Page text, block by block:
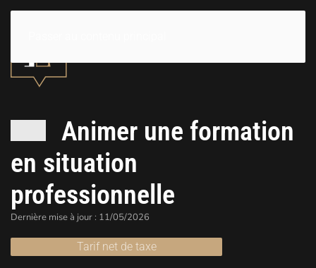
Animer une formation
en situation
professionnelle
Dernière mise à jour : 11/05/2026
Tarif net de taxe